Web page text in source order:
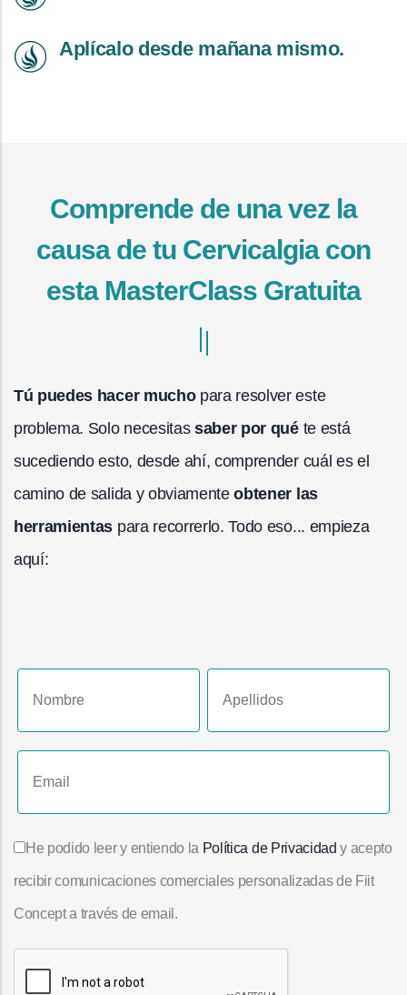
Aplícalo desde mañana mismo.
Comprende de una vez la
causa de tu Cervicalgia con
esta MasterClass Gratuita
Tú puedes hacer muchopara resolver este
problema. Solo necesitas saber por quéte está
sucediendo esto, desde ahí, comprender cuál es el
camino de salida y obviamenteobtener las
herramientas para recorrerlo. Todo eso... empieza
aquí:
He podido leer y entiendo la Política de Privacidad y acepto
recibir comunicaciones comerciales personalizadas de Fiit
Concept a través de email.